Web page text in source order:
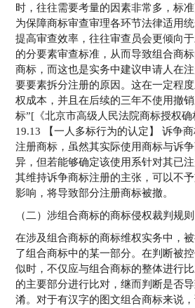
时，往往需要考量的因素非常多，标
为保障商标审查审理各环节法律适用
提高审查效率，往往审查员会更倾向
的分要素审查标准，从而导致组合商
商标，而这也是实务中建议申请人在
要要素拆分注册的原因。这在一定程
权成本，并且在后续的三年不使用撤
标”[《北京市高级人民法院商标授权确
19.13 【一人多标行为的认定】 诉争
注册商标，虽然其实际使用商标与诉
异，但若能够确定该使用系针对其已
其维持诉争商标注册的主张，可以不
影响，将导致部分注册商标被撤。
（二）涉组合商标的商标侵权裁判规则
在涉及组合商标的商标维权实务中，
了组合商标中的某一部分。在判断被
似时，不仅应与组合商标的整体进行
的主要部分进行比对，继而判断是否
淆。对于有汉字的图文组合商标来说